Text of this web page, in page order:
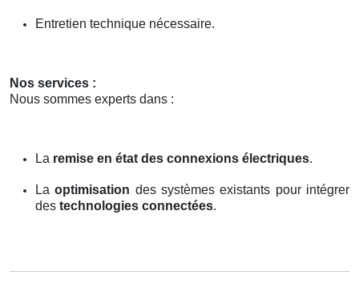
Entretien technique nécessaire.
Nos services :
Nous sommes experts dans :
La remise en état des connexions électriques.
Laoptimisation des systèmes existants pour intégrer
des technologies connectées.